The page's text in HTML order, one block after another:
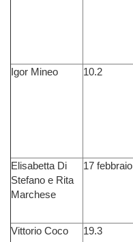
Igor Mineo
10.2
Elisabetta Di
Stefano e Rita
Marchese
17 febbraio
Vittorio Coco
19.3